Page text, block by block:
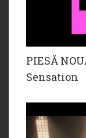
PIESĂ
Sensation